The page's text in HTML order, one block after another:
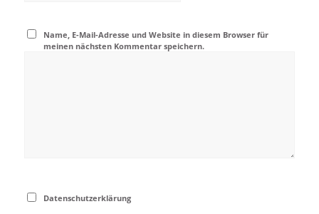
Name, E-Mail-Adresse und Website in diesem Browser für
meinen nächsten Kommentar speichern.
Datenschutzerklärung